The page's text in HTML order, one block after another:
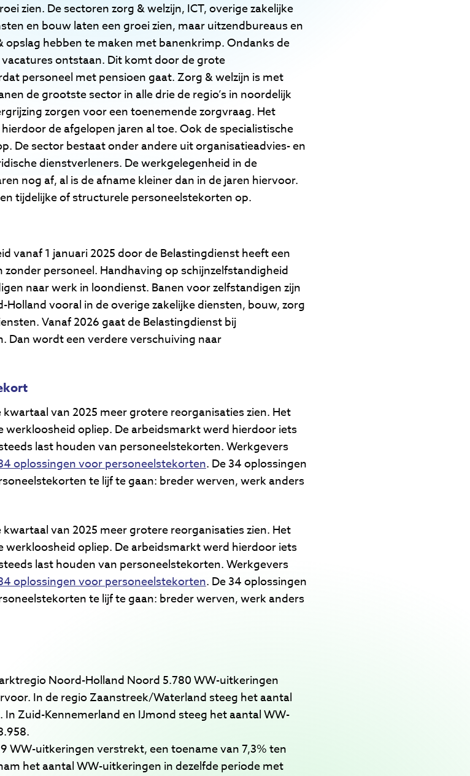
zien. De sectoren zorg & welzijn, ICT, overige zakelijke
en bouw laten een groei zien, maar uitzendbureaus en
hebben te maken met banenkrimp. Ondanks de
ontstaan. Dit komt door de grote
personeel met pensioen gaat. Zorg & welzijn is met
de grootste sector in alle drie de regio’s in noordelijk
zorgen voor een toenemende zorgvraag. Het
de afgelopen jaren al toe. Ook de specialistische
De sector bestaat onder andere uit organisatieadvies- en
dienstverleners. De werkgelegenheid in de
nog af, al is de afname kleiner dan in de jaren hiervoor.
tijdelijke of structurele personeelstekorten op.
vanaf 1 januari 2025 door de Belastingdienst heeft een
personeel. Handhaving op schijnzelfstandigheid
naar werk in loondienst. Banen voor zelfstandigen zijn
Holland vooral in de overige zakelijke diensten, bouw, zorg
Vanaf 2026 gaat de Belastingdienst bij
Dan wordt een verdere verschuiving naar
van 2025 meer grotere reorganisaties zien. Het
werkloosheid opliep. De arbeidsmarkt werd hierdoor iets
last houden van personeelstekorten. Werkgevers
oplossingen voor personeelstekorten. De 34 oplossingen
te lijf te gaan: breder werven, werk anders
van 2025 meer grotere reorganisaties zien. Het
werkloosheid opliep. De arbeidsmarkt werd hierdoor iets
last houden van personeelstekorten. Werkgevers
oplossingen voor personeelstekorten. De 34 oplossingen
te lijf te gaan: breder werven, werk anders
Noord-Holland Noord 5.780 WW-uitkeringen
In de regio Zaanstreek/Waterland steeg het aantal
Zuid-Kennemerland en IJmond steeg het aantal WW-
WW-uitkeringen verstrekt, een toename van 7,3% ten
het aantal WW-uitkeringen in dezelfde periode met